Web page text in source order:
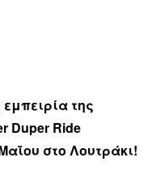
της
Duper Ride
στο Λουτράκι!